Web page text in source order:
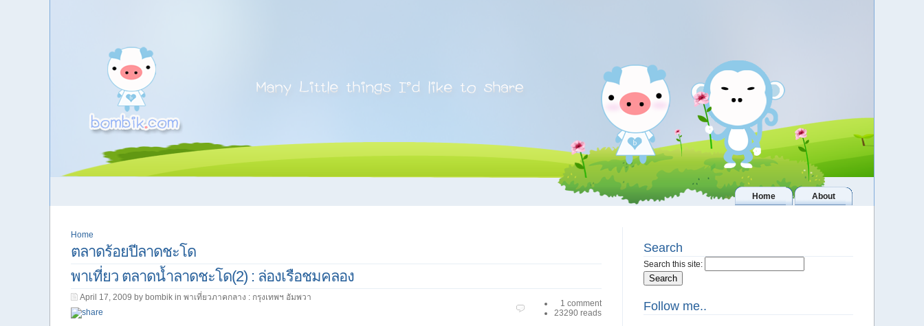
Home About
Home
ตลาดร้อยปีลาดชะโด
พาเที่ยว ตลาดน้ำลาดชะโด(2) : ล่องเรือชมคลอง
April 17, 2009 by bombik in พาเที่ยวภาคกลาง : กรุงเทพฯ อัมพวา
1 comment
23290 reads
Search
Search this site:
Follow me..